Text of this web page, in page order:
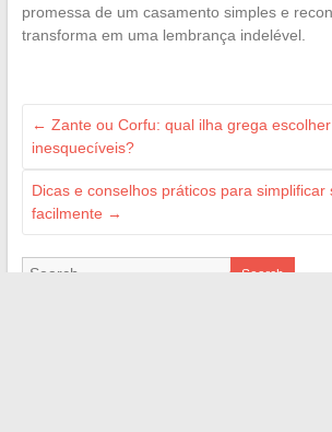
promessa de um casamento simples e
transforma em uma lembrança indelével.
← Zante ou Corfu: qual ilha grega
inesquecíveis?
Dicas e conselhos práticos para simplificar
facilmente →
Search